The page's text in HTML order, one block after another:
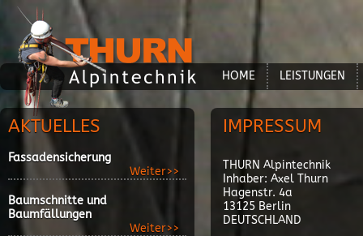
HOME LEISTUNGEN
IMPRESSUM
THURN Alpintechnik
Inhaber: Axel Thurn
Hagenstr. 4a
13125 Berlin
DEUTSCHLAND
AKTUELLES
Fassadensicherung
Weiter>>
Baumschnitte und
Baumfällungen
Weiter>>